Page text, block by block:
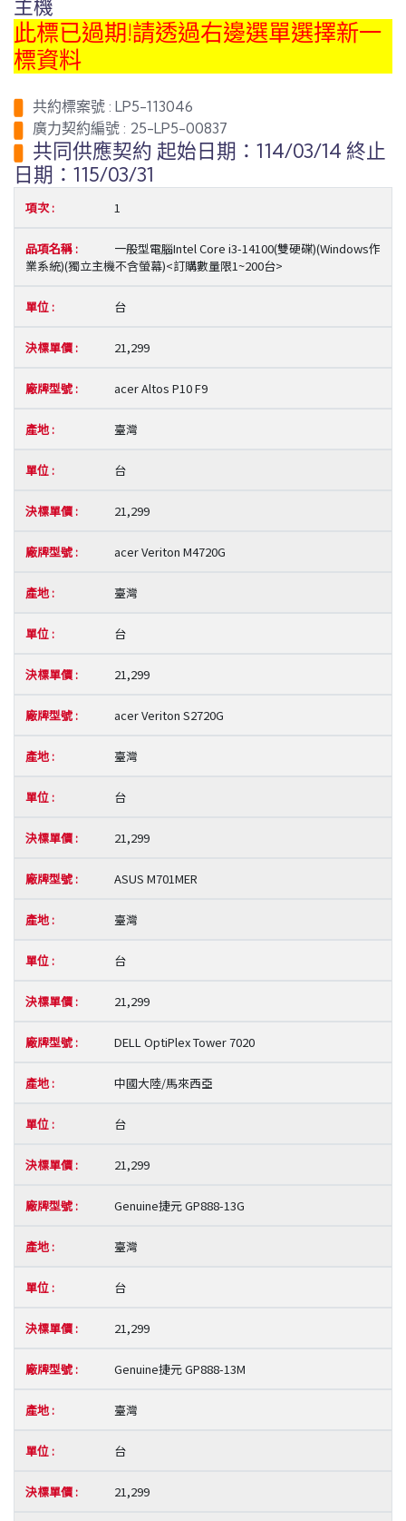
主機
此標已過期!請透過右邊選單選擇新一
標資料
共約標案號 : LP5-113046
廣力契約編號 : 25-LP5-00837
共同供應契約 起始日期：114/03/14 終止
日期：115/03/31
1
一般型電腦Intel Core i3-14100(雙硬碟)(Windows作
業系統)(獨立主機不含螢幕)<訂購數量限1~200台>
台
21,299
acer Altos P10 F9
臺灣
台
21,299
acer Veriton M4720G
臺灣
台
21,299
acer Veriton S2720G
臺灣
台
21,299
ASUS M701MER
臺灣
台
21,299
DELL OptiPlex Tower 7020
中國大陸/馬來西亞
台
21,299
Genuine捷元 GP888-13G
臺灣
台
21,299
Genuine捷元 GP888-13M
臺灣
台
21,299